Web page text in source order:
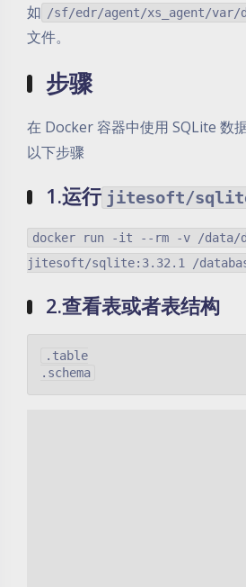
如 /sf/edr/agent/xs_agent/var/
文件。
步骤
在 Docker 容器中使用 SQLite 数
以下步骤
1.运行 jitesoft/
docker run -it --rm -v /data/
jitesoft/sqlite:3.32.1 /
2.查看表或者表结构
.table